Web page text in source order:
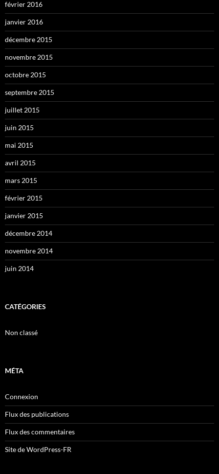
février 2016
janvier 2016
décembre 2015
novembre 2015
octobre 2015
septembre 2015
juillet 2015
juin 2015
mai 2015
avril 2015
mars 2015
février 2015
janvier 2015
décembre 2014
novembre 2014
juin 2014
CATÉGORIES
Non classé
MÉTA
Connexion
Flux des publications
Flux des commentaires
Site de WordPress-FR